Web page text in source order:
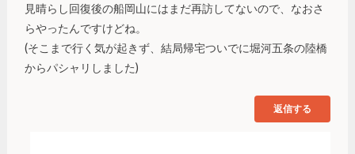
見晴らし回復後の船岡山にはまだ再訪してないので、なおさ
らやったんですけどね。
(そこまで行く気が起きず、結局帰宅ついでに堀河五条の陸橋
からパシャリしました)
返信する